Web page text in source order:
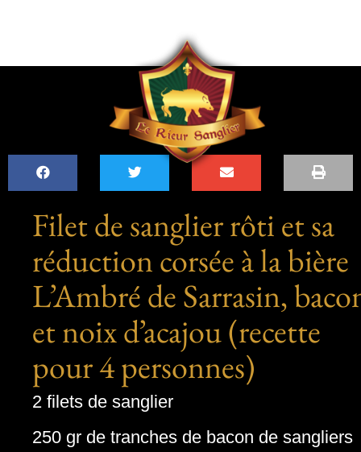
Filet de sanglier rôti et sa
réduction corsée à la bière
L’Ambré de Sarrasin,
et noix d’acajou (recette
pour 4 personnes)
2 filets de sanglier
250 gr de tranches de bacon de sangliers